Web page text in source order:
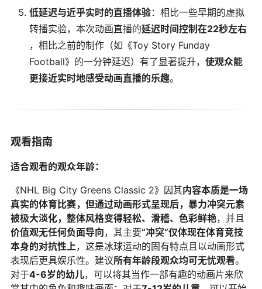
​低延迟与近乎实时的直播体验​​：相比一些早期的虚拟
转播实验，本次动画直播的​​延迟时间控制在22秒左右​
，相比之前的制作（如《Toy Story Funday
Football》的一分钟延迟）有了显著提升，​ ​使观众能
更接近实时地感受动画直播的乐趣​​。
观看指南
​适合观看的观众年龄：​
《NHL Big City Greens Classic 2》因其​​内容本质是一场
真实的体育比赛，但通过动画形式呈现后，暴力冲突元素
被极大淡化，整体风格变得轻松、滑稽、色彩鲜艳​​，并且​
价值观无任何负面导向​​，其主要​​“冲突”仅体现在体育竞技
本身的对抗性上​​，这是冰球运动的固有特点且以动画形式
表现后更具娱乐性。建议​​所有年龄段观众均可无忧观看​​。
对于​​4-6岁的幼儿​​，可以将其当作一部有趣的动画片来欣